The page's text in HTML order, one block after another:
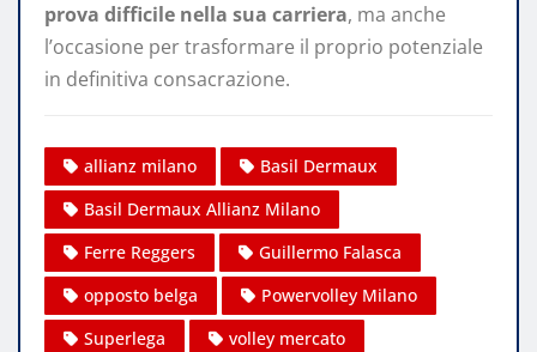
prova difficile nella sua carriera, ma anche
l’occasione per trasformare il proprio potenziale
in definitiva consacrazione.
allianz milano
Basil Dermaux
Basil Dermaux Allianz Milano
Ferre Reggers
Guillermo Falasca
opposto belga
Powervolley Milano
Superlega
volley mercato